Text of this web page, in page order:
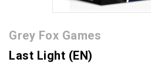
Grey Fox Games
Last Light (EN)